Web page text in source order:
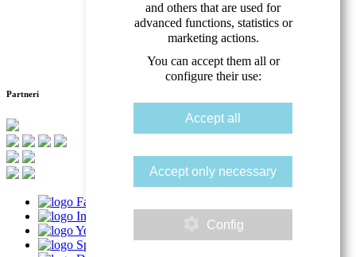
and others that are used for
advanced functions, statistics or
marketing actions.
You can accept them all or
configure their use:
Accept all
Accept only necessary
Config
Partneri